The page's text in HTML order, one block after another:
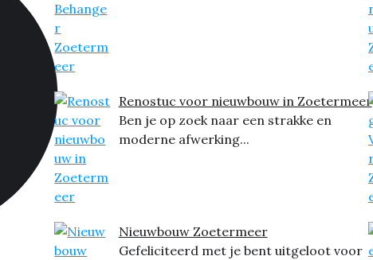
Renostuc voor nieuwbouw in Zoetermeer
Ben je op zoek naar een strakke en
moderne afwerking...
Nieuwbouw Zoetermeer
Gefeliciteerd met je bent uitgeloot voor